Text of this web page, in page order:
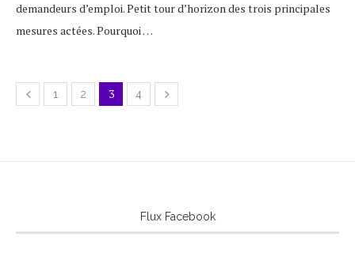
demandeurs d’emploi. Petit tour d’horizon des trois principales
mesures actées. Pourquoi …
1 2 3 4
Flux Facebook